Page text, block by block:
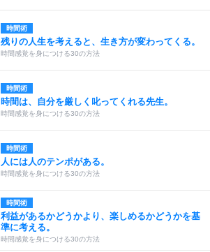
時間術
残りの人生を考えると、生き方が変わってくる。
時間感覚を身につける30の方法
時間術
時間は、自分を厳しく叱ってくれる先生。
時間感覚を身につける30の方法
時間術
人には人のテンポがある。
時間感覚を身につける30の方法
時間術
利益があるかどうかより、楽しめるかどうかを基
準に考える。
時間感覚を身につける30の方法